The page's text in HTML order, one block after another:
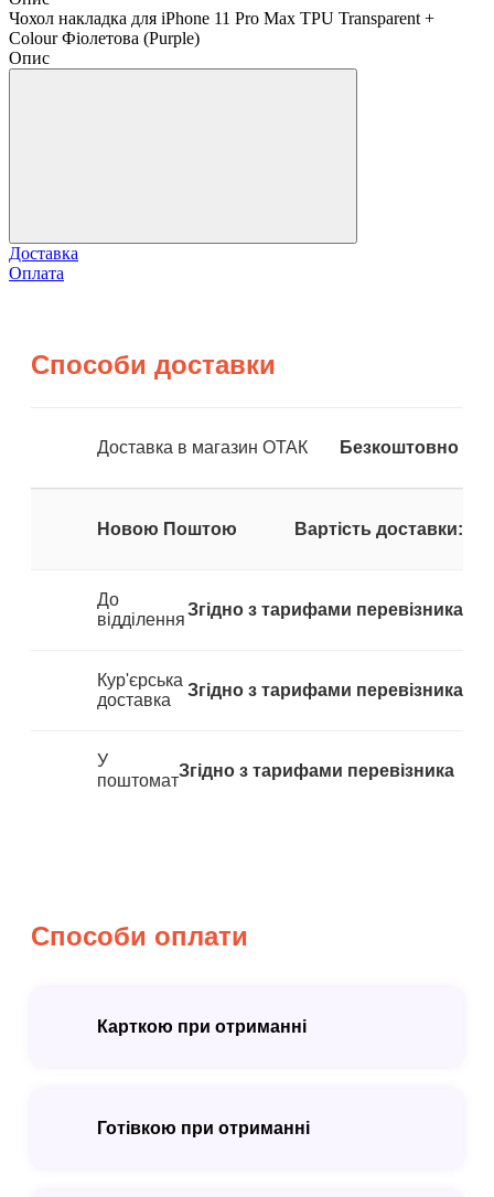
Чохол накладка для iPhone 11 Pro Max TPU Transparent +
Colour Фіолетова (Purple)
Опис
Доставка
Оплата
Способи доставки
Доставка в магазин ОТАК Безкоштовно
Новою Поштою Вартість доставки:
До
відділення
Згідно з тарифами перевізника
Кур'єрська
доставка
Згідно з тарифами перевізника
У
поштомат
Згідно з тарифами перевізника
Способи оплати
Карткою при отриманні
Готівкою при отриманні